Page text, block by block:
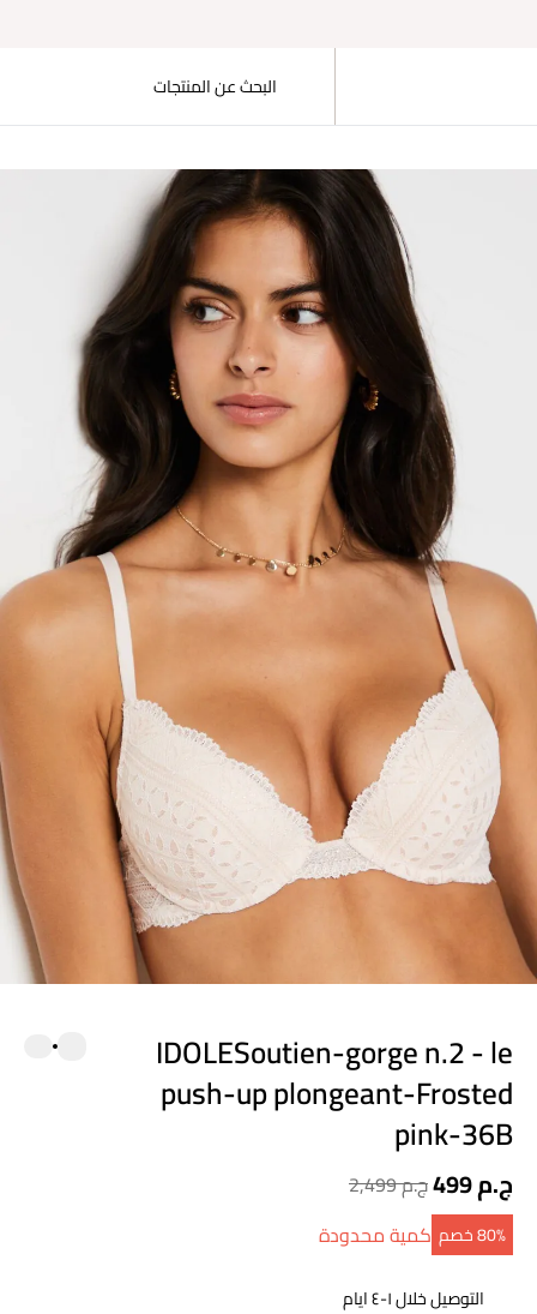
IDOLESoutien-gorge n.2 - le
push-up plongeant-Frosted
pink-36B
499 ج.م 2,499 ج.م
80‎%‎ خصم كمية محدودة
التوصيل خلال ١-٤ ايام